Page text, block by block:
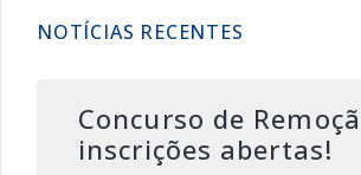
NOTÍCIAS RECENTES
Concurso de
inscrições abertas!